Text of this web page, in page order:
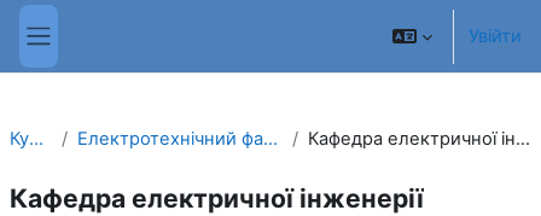
Перейти до головного вмісту
Бокова панель
Увійти
Курси Електротехнічний факультет Кафедра електричної інженерії
Кафедра електричної інженерії